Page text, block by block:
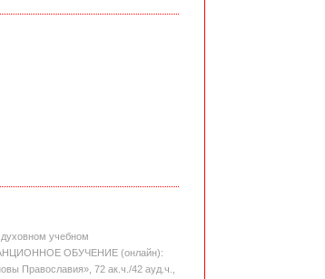
учебном
ОБУЧЕНИЕ (онлайн):
Православия», 72 ак.ч./42 ауд.ч.,